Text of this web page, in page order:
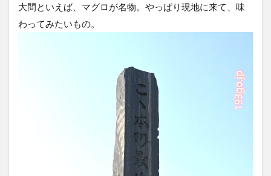
大間といえば、マグロが名物。やっぱり現地に来て、味
わってみたいもの。